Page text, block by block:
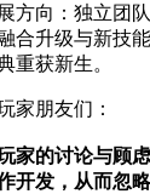
方向：独立团
合升级与新技
重获新生。
家朋友们：
家的讨论与顾
开发，从而忽